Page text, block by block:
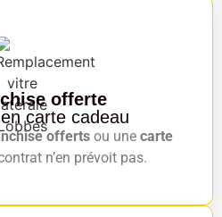
offerte
carte cadeau
offerts ou une carte
n’en prévoit pas.